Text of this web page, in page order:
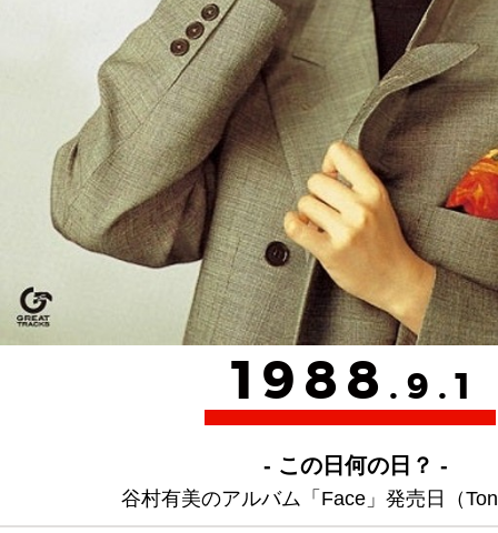
1988 .9.1
- この日何の日？ -
谷村有美のアルバム「Face」発売日（